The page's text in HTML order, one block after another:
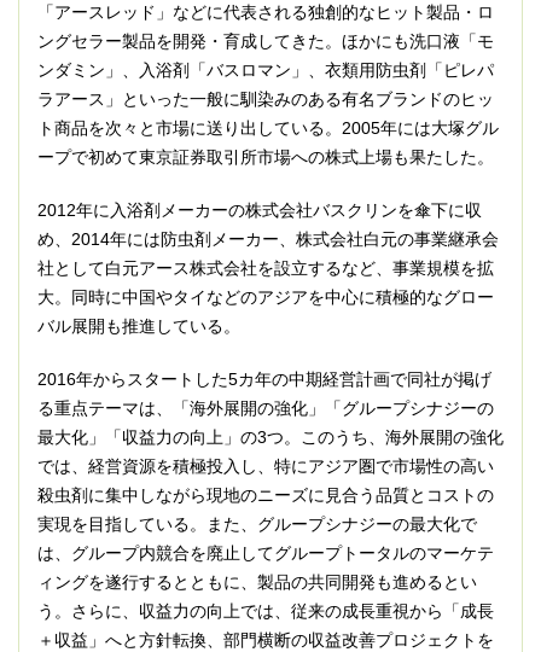
「アースレッド」などに代表される独創的なヒット製品・ロ
ングセラー製品を開発・育成してきた。ほかにも洗口液「モ
ンダミン」、入浴剤「バスロマン」、衣類用防虫剤「ピレパ
ラアース」といった一般に馴染みのある有名ブランドのヒッ
ト商品を次々と市場に送り出している。2005年には大塚グル
ープで初めて東京証券取引所市場への株式上場も果たした。
2012年に入浴剤メーカーの株式会社バスクリンを傘下に収
め、2014年には防虫剤メーカー、株式会社白元の事業継承会
社として白元アース株式会社を設立するなど、事業規模を拡
大。同時に中国やタイなどのアジアを中心に積極的なグロー
バル展開も推進している。
2016年からスタートした5カ年の中期経営計画で同社が掲げ
る重点テーマは、「海外展開の強化」「グループシナジーの
最大化」「収益力の向上」の3つ。このうち、海外展開の強化
では、経営資源を積極投入し、特にアジア圏で市場性の高い
殺虫剤に集中しながら現地のニーズに見合う品質とコストの
実現を目指している。また、グループシナジーの最大化で
は、グループ内競合を廃止してグループトータルのマーケテ
ィングを遂行するとともに、製品の共同開発も進めるとい
う。さらに、収益力の向上では、従来の成長重視から「成長
＋収益」へと方針転換、部門横断の収益改善プロジェクトを